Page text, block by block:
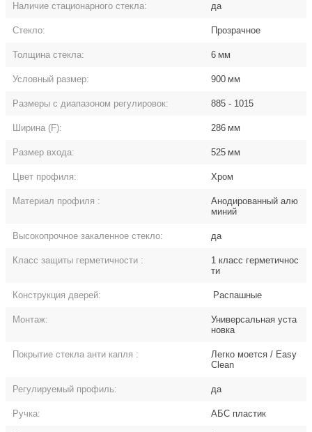
Наличие стационарного стекла: да
Стекло: Прозрачное
Толщина стекла: 6 мм
Условный размер: 900 мм
Размеры с диапазоном регулировок: 885 - 1015
Ширина (F): 286 мм
Размер входа: 525 мм
Цвет профиля: Хром
Материал профиля :
Анодированный алю
миний
Высокопрочное закаленное стекло: да
Класс защиты герметичности :
1 класс герметичнос
ти
Конструкция дверей: Распашные
Монтаж:
Универсальная уста
новка
Покрытие стекла анти капля :
Легко моется / Easy
Clean
Регулируемый профиль: да
Ручка: АБС пластик